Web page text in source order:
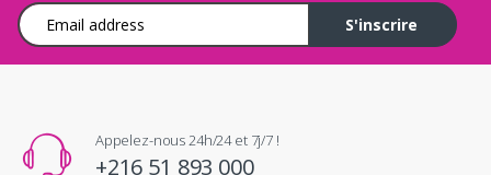
Adresse e-mail
S'inscrire
Appelez-nous 24h/24 et 7j/7 !
+216 51 893 000